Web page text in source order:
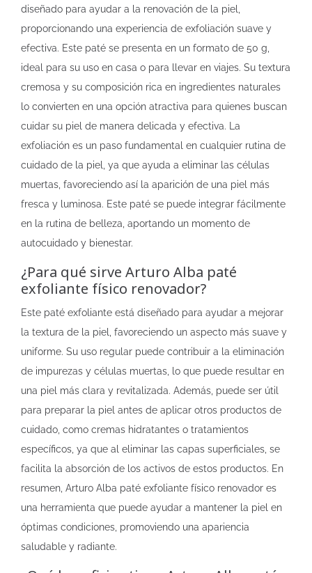
diseñado para ayudar a la renovación de la piel,
proporcionando una experiencia de exfoliación suave y
efectiva. Este paté se presenta en un formato de 50 g,
ideal para su uso en casa o para llevar en viajes. Su textura
cremosa y su composición rica en ingredientes naturales
lo convierten en una opción atractiva para quienes buscan
cuidar su piel de manera delicada y efectiva. La
exfoliación es un paso fundamental en cualquier rutina de
cuidado de la piel, ya que ayuda a eliminar las células
muertas, favoreciendo así la aparición de una piel más
fresca y luminosa. Este paté se puede integrar fácilmente
en la rutina de belleza, aportando un momento de
autocuidado y bienestar.
¿Para qué sirve Arturo Alba paté
exfoliante físico renovador?
Este paté exfoliante está diseñado para ayudar a mejorar
la textura de la piel, favoreciendo un aspecto más suave y
uniforme. Su uso regular puede contribuir a la eliminación
de impurezas y células muertas, lo que puede resultar en
una piel más clara y revitalizada. Además, puede ser útil
para preparar la piel antes de aplicar otros productos de
cuidado, como cremas hidratantes o tratamientos
específicos, ya que al eliminar las capas superficiales, se
facilita la absorción de los activos de estos productos. En
resumen, Arturo Alba paté exfoliante físico renovador es
una herramienta que puede ayudar a mantener la piel en
óptimas condiciones, promoviendo una apariencia
saludable y radiante.